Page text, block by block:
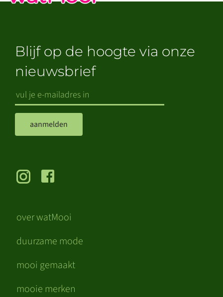
over watMooi
duurzame mode
mooi gemaakt
mooie merken
Blijf op de hoogte via onze
nieuwsbrief
aanmelden